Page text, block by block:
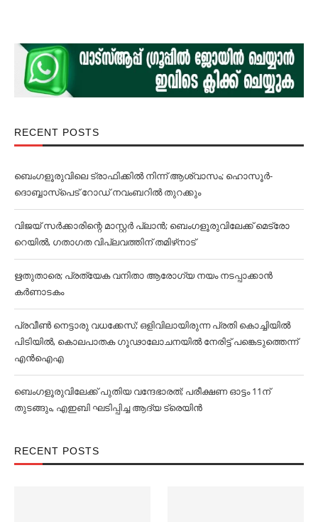
RECENT POSTS
ബെംഗളൂരുവിലെ ട്രാഫിക്കില്‍ നിന്ന് ആശ്വാസം; ഹൊസൂര്‍-
ദൊബ്ബാസ്പെട് റോഡ് നവംബറില്‍ തുറക്കും
വിജയ് സര്‍ക്കാരിന്റെ മാസ്റ്റര്‍ പ്ലാന്‍; ബെംഗളൂരുവിലേക്ക് മെട്രോ
റെയില്‍, ഗതാഗത വിപ്ലവത്തിന് തമിഴ്‌നാട്
ഋതുതാരെ; പ്രത്യേക വനിതാ ആരോഗ്യ നയം നടപ്പാക്കാൻ
കര്‍ണാടകം
പ്രവീൺ നെട്ടാരു വധക്കേസ്; ഒളിവിലായിരുന്ന പ്രതി കൊച്ചിയിൽ
പിടിയിൽ, കൊലപാതക ഗൂഢാലോചനയിൽ നേരിട്ട് പങ്കെടുത്തെന്ന്
എൻഐഎ
ബെംഗളൂരുവിലേക്ക് പുതിയ വന്ദേഭാരത്; പരീക്ഷണ ഓട്ടം 11ന്
തുടങ്ങും, എഇബി ഘടിപ്പിച്ച ആദ്യ ട്രെയിന്‍
RECENT POSTS